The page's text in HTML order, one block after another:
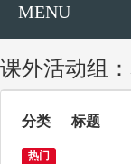
MENU
课外活动组
分类 标题
热门